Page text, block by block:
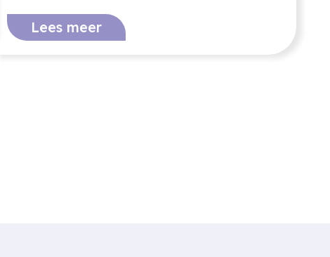
Lees meer